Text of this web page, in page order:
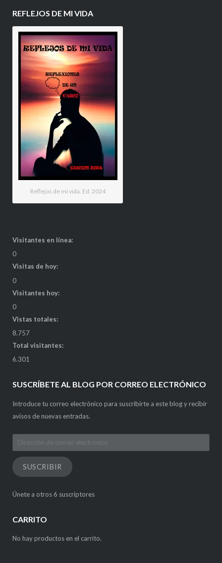
REFLEJOS DE MI VIDA
Reflejos de mi vida. Ed. 2024
Visitantes en línea:
0
Visitas de hoy:
0
Visitantes hoy:
0
Vistas totales:
8.757
Total visitantes:
6.301
SUSCRÍBETE AL BLOG POR CORREO ELECTRÓNICO
Introduce tu correo electrónico para suscribirte a este blog y recibir
avisos de nuevas entradas.
Dirección
de
correo
electrónico
SUSCRIBIR
Únete a otros 6 suscriptores
CARRITO
No hay productos en el carrito.